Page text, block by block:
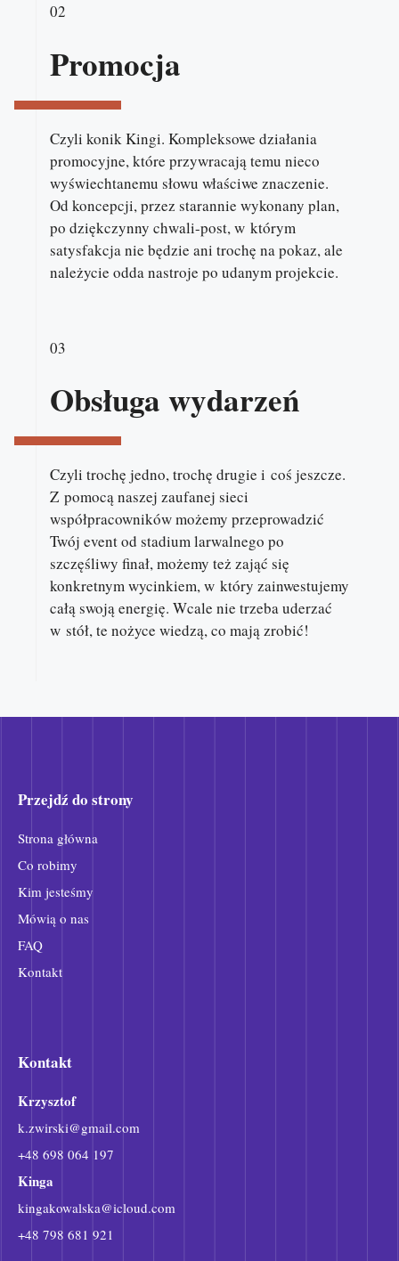
02
Promocja
Czyli konik Kingi. Kompleksowe działania
promocyjne, które przywracają temu nieco
wyświechtanemu słowu właściwe znaczenie.
Od koncepcji, przez starannie wykonany plan,
po dziękczynny chwali-post, w którym
satysfakcja nie będzie ani trochę na pokaz, ale
należycie odda nastroje po udanym projekcie.
03
Obsługa wydarzeń
Czyli trochę jedno, trochę drugie i coś jeszcze.
Z pomocą naszej zaufanej sieci
współpracowników możemy przeprowadzić
Twój event od stadium larwalnego po
szczęśliwy finał, możemy też zająć się
konkretnym wycinkiem, w który zainwestujemy
całą swoją energię. Wcale nie trzeba uderzać
w stół, te nożyce wiedzą, co mają zrobić!
Przejdź do strony
Strona główna
Co robimy
Kim jesteśmy
Mówią o nas
FAQ
Kontakt
Kontakt
Krzysztof
k.zwirski@gmail.com
+48 698 064 197
Kinga
kingakowalska@icloud.com
+48 798 681 921